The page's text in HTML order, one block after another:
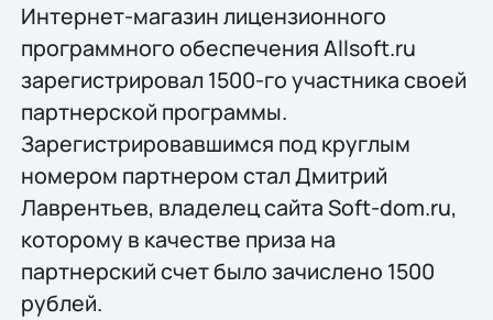
Интернет-магазин лицензионного
программного обеспечения Allsoft.ru
зарегистрировал 1500-го участника своей
партнерской программы.
Зарегистрировавшимся под круглым
номером партнером стал Дмитрий
Лаврентьев, владелец сайта Soft-dom.ru,
которому в качестве приза на
партнерский счет было зачислено 1500
рублей.